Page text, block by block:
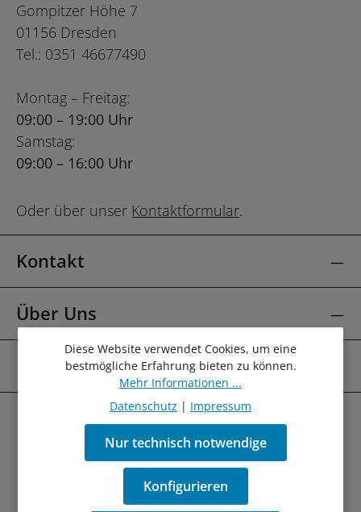
Gompitzer Höhe 7
01156 Dresden
Tel.: 0351 46677490
Montag – Freitag:
09:00 – 19:00 Uhr
Samstag:
09:00 – 16:00 Uhr
Oder über unser Kontaktformular.
Kontakt
Über Uns
Mehr Über
Diese Website verwendet Cookies, um eine
bestmögliche Erfahrung bieten zu können.
Mehr Informationen ...
Datenschutz | Impressum
Nur technisch notwendige
Konfigurieren